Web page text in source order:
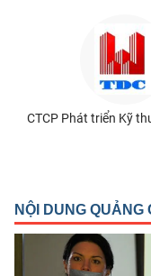
CTCP Phát triển Kỹ
YẾU
CHĂM
SÓC
KHỎE